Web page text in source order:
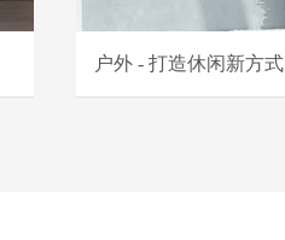
户外 - 打造休闲新方式